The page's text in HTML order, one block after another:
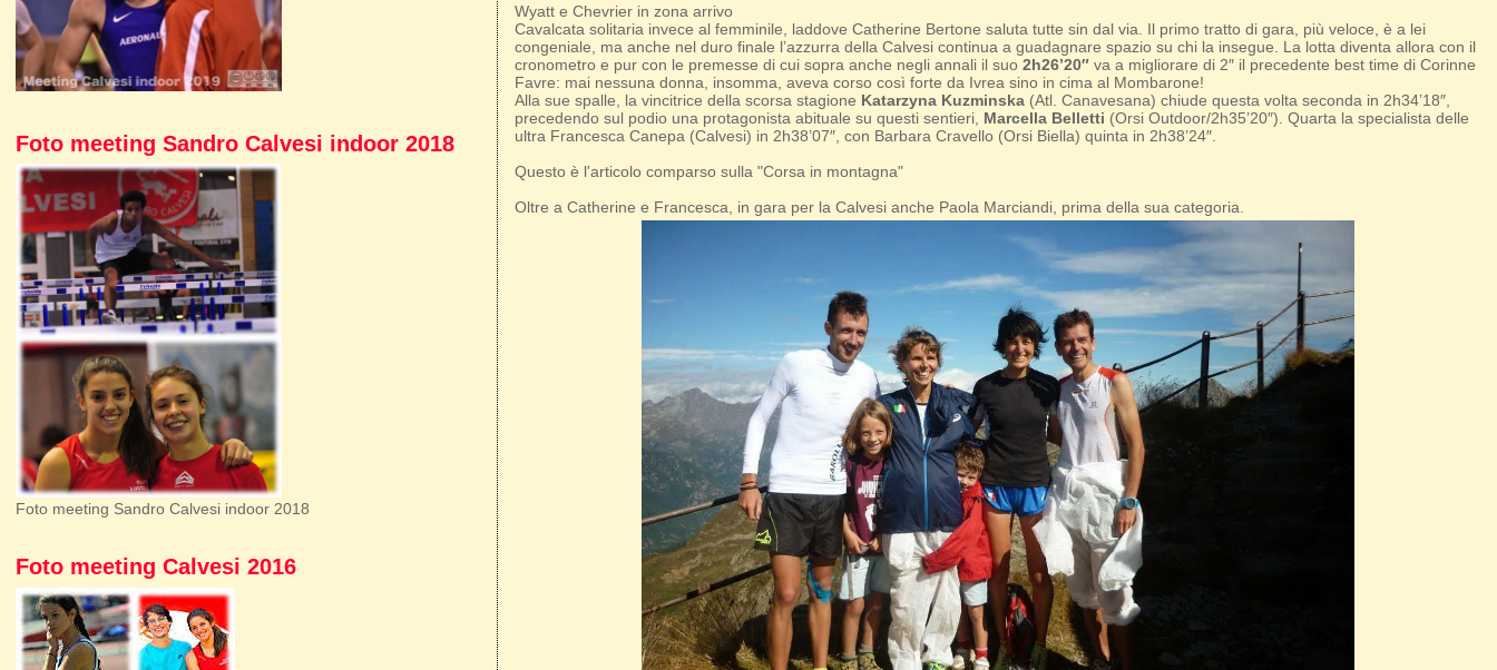
Wyatt e Chevrier in zona arrivo
Cavalcata solitaria invece al femminile, laddove Catherine Bertone saluta tutte sin dal via. Il primo tratto di gara, più veloce, è a lei
congeniale, ma anche nel duro finale l’azzurra della Calvesi continua a guadagnare spazio su chi la insegue. La lotta diventa allora con il
cronometro e pur con le premesse di cui sopra anche negli annali il suo2h26’20″va a migliorare di 2″ il precedente best time di Corinne
Favre: mai nessuna donna, insomma, aveva corso così forte da Ivrea sino in cima al Mombarone!
Alla sue spalle, la vincitrice della scorsa stagione Katarzyna Kuzminska(Atl. Canavesana) chiude questa volta seconda in 2h34’18″,
precedendo sul podio una protagonista abituale su questi sentieri, Marcella Belletti (Orsi Outdoor/2h35’20″). Quarta la specialista delle
ultra Francesca Canepa (Calvesi) in 2h38’07″, con Barbara Cravello (Orsi Biella) quinta in 2h38’24″.
Questo è l'articolo comparso sulla "Corsa in montagna"
Oltre a Catherine e Francesca, in gara per la Calvesi anche Paola Marciandi, prima della sua categoria.
Foto meeting Sandro Calvesi indoor 2018
Foto meeting Sandro Calvesi indoor 2018
Foto meeting Calvesi 2016